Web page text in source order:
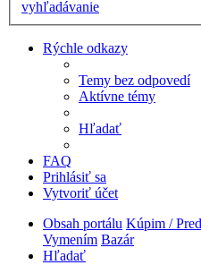
vyhľadávanie
Rýchle odkazy
Temy bez odpovedí
Aktívne témy
Hľadať
FAQ
Prihlásiť sa
Vytvoriť účet
Obsah portálu Kúpim /
Vymením Bazár
Hľadať